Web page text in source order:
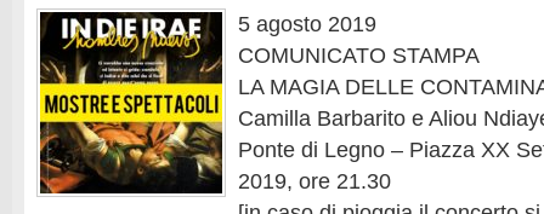
5 agosto 2019
COMUNICATO STAMPA
LA MAGIA DELLE
Camilla Barbarito e Aliou
Ponte di Legno – Piazza XX
2019, ore 21.30